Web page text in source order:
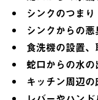
シンクのつまり
シンクからの悪
食洗機の設置、
蛇口からの水
キッチン周辺